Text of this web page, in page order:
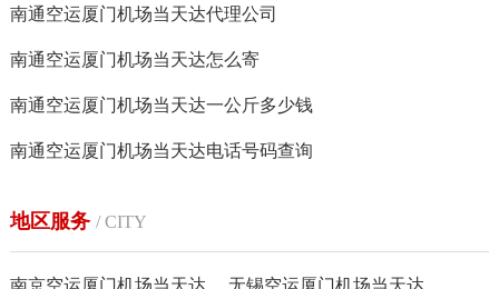
南通空运厦门机场当天达代理公司
南通空运厦门机场当天达怎么寄
南通空运厦门机场当天达一公斤多少钱
南通空运厦门机场当天达电话号码查询
地区服务 / CITY
南京空运厦门机场当天达 无锡空运厦门机场当天达